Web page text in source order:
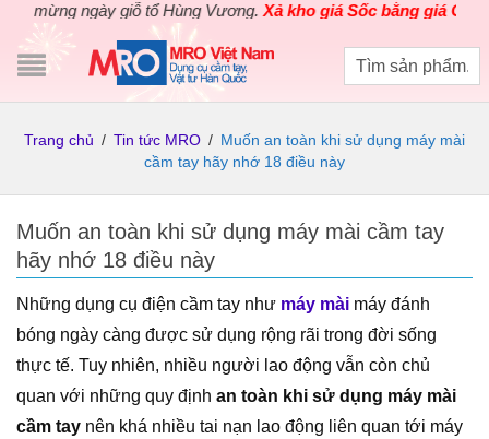
ngày giỗ tổ Hùng Vương.Xả kho giá Sốc bằng giá Gốccho
Trang chủ / Tin tức MRO / Muốn an toàn khi sử dụng máy mài
cầm tay hãy nhớ 18 điều này
Muốn an toàn khi sử dụng máy mài cầm tay
hãy nhớ 18 điều này
Những dụng cụ điện cầm tay như máy mài máy đánh
bóng ngày càng được sử dụng rộng rãi trong đời sống
thực tế. Tuy nhiên, nhiều người lao động vẫn còn chủ
quan với những quy định an toàn khi sử dụng máy mài
cầm tay nên khá nhiều tai nạn lao động liên quan tới máy